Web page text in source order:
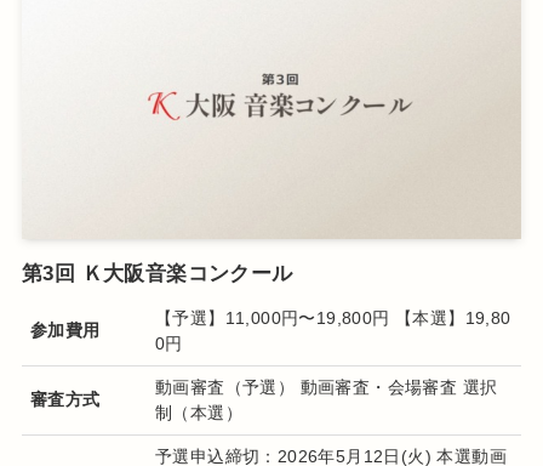
第3回 Ｋ大阪音楽コンクール
参加費用
【予選】11,000円〜19,800円 【本選】19,80
0円
審査方式
動画審査（予選） 動画審査・会場審査 選択
制（本選）
予選申込締切：2026年5月12日(火) 本選動画